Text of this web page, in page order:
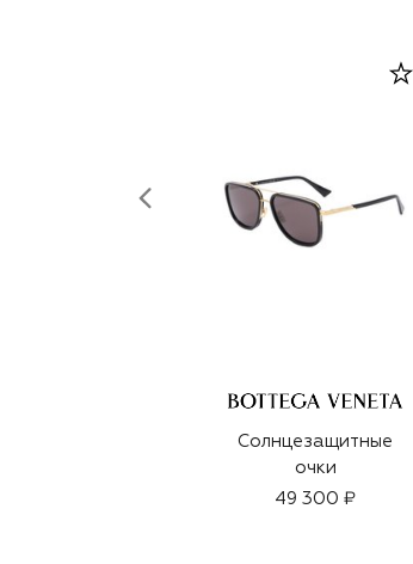
Солнцезащитные
очки
49 300 ₽